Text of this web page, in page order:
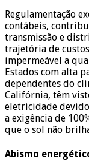
Regulamentação
contábeis,
transmissão e
trajetória de
impermeável a
Estados com alta
dependentes do
Califórnia, têm
eletricidade
a exigência de
que o sol não
Abismo